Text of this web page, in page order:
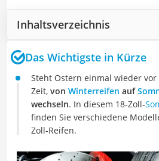
Inhaltsverzeichnis
Das Wichtigste in Kürze
Steht Ostern einmal wieder
Zeit, von Winterreifen auf
wechseln. In diesem 18-Zoll-
finden Sie verschiedene
Zoll-Reifen.